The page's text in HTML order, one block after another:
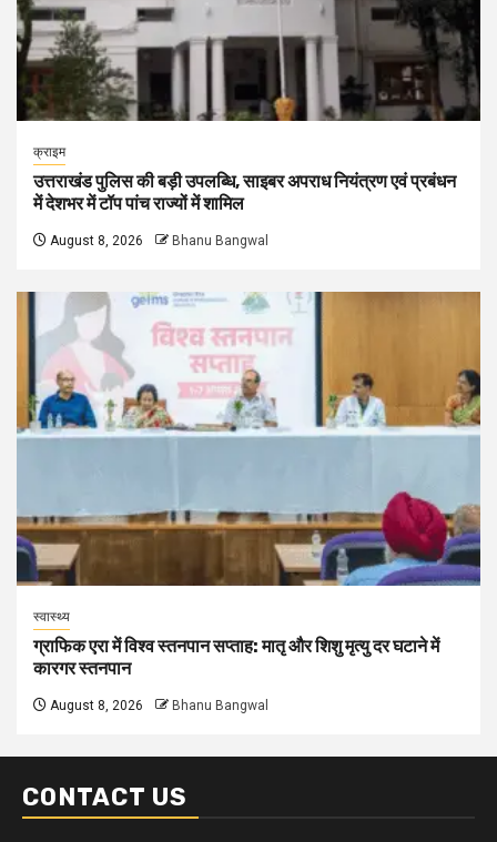
क्राइम
उत्तराखंड पुलिस की बड़ी उपलब्धि, साइबर अपराध नियंत्रण एवं प्रबंधन
में देशभर में टॉप पांच राज्यों में शामिल
August 8, 2026 Bhanu Bangwal
स्वास्थ्य
ग्राफिक एरा में विश्व स्तनपान सप्ताह: मातृ और शिशु मृत्यु दर घटाने में
कारगर स्तनपान
August 8, 2026 Bhanu Bangwal
CONTACT US